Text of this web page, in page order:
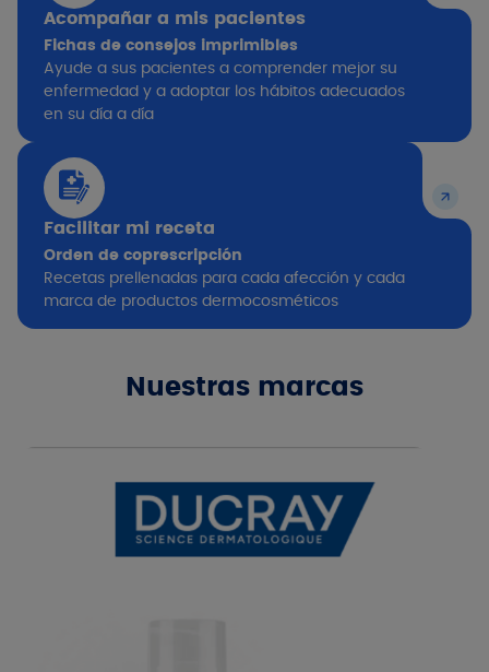
Acompañar a mis pacientes
Fichas de consejos imprimibles ​
Ayude a sus pacientes a comprender mejor su
enfermedad y a adoptar los hábitos adecuados
en su día a día ​
Facilitar mi receta
Orden de coprescripción
Recetas prellenadas para cada afección y cada
marca de productos dermocosméticos
Nuestras marcas